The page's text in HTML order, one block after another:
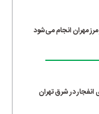
مهران انجام می‌شود
در شرق تهران